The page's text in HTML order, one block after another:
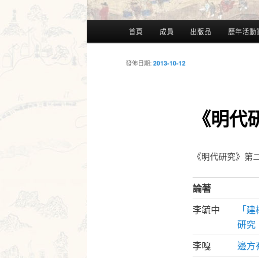
首頁 成員 出版品 歷年活動
《明
發佈日期:2013-10-12
《明代研究》第
論著
李毓中
「
研究
李嘎
邊方